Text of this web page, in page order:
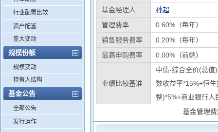
行业配置比较
资产配置
重大变动
规模份额
规模变动
持有人结构
基金公告
全部公告
发行运作
基金经理人
孙超
管理费率
0.60%（每年）
销售服务费率
0.20%（每年）
最高申购费率
0.00%（前端）
业绩比较基准
中债-综合全价(总值
数收益率*15%+恒
整)*5%+商业银行人
基金管理